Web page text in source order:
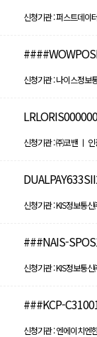
신청기관 : 퍼스트데이
신청기관 : 나이스정보
신청기관 : ㈜코밴 ㅣ
신청기관 : KIS정보통
###NAIS-
신청기관 : KIS정보통
###KCP-
신청기관 : 엔에이치엔